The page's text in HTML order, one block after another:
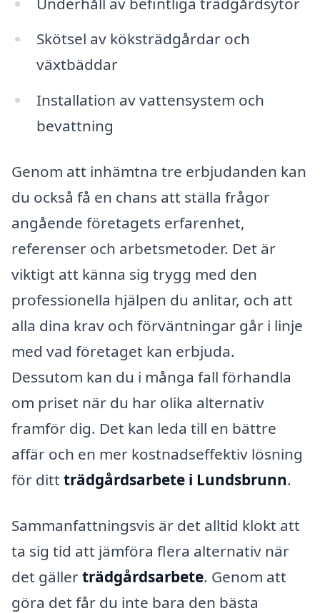
Skötsel av köksträdgårdar och
växtbäddar
Installation av vattensystem och
bevattning
Genom att inhämtna tre erbjudanden kan
du också få en chans att ställa frågor
angående företagets erfarenhet,
referenser och arbetsmetoder. Det är
viktigt att känna sig trygg med den
professionella hjälpen du anlitar, och att
alla dina krav och förväntningar går i linje
med vad företaget kan erbjuda.
Dessutom kan du i många fall förhandla
om priset när du har olika alternativ
framför dig. Det kan leda till en bättre
affär och en mer kostnadseffektiv lösning
för ditt trädgårdsarbete i Lundsbrunn.
Sammanfattningsvis är det alltid klokt att
ta sig tid att jämföra flera alternativ när
det gällerträdgårdsarbete. Genom att
göra det får du inte bara den bästa